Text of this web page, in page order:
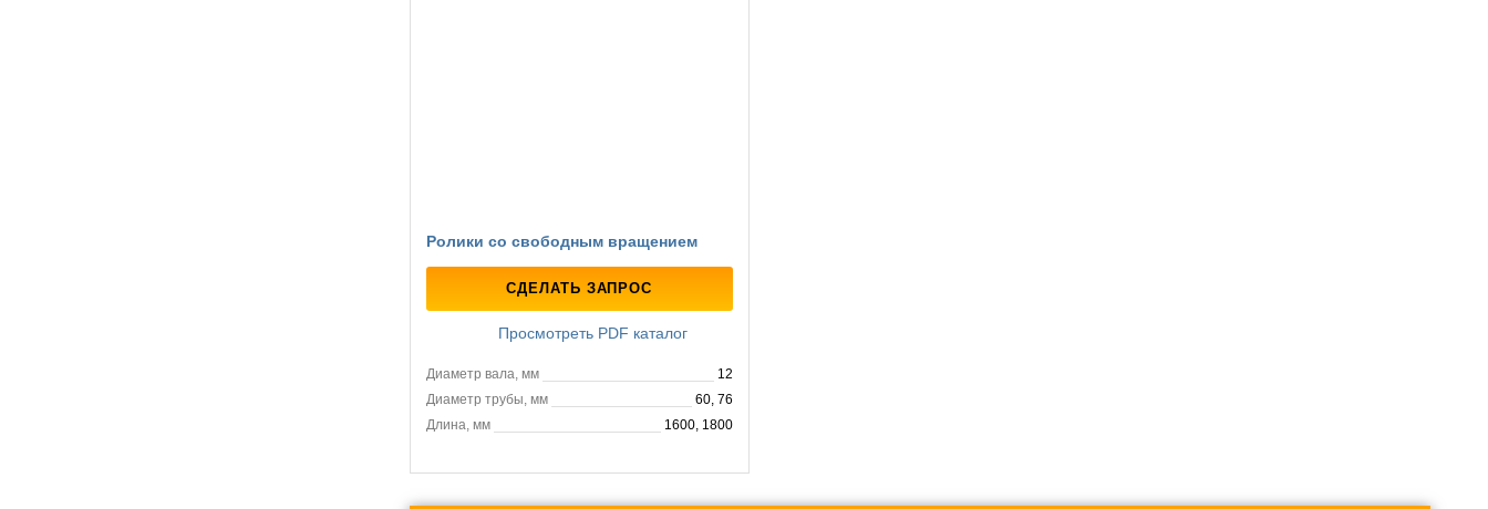
Ролики со свободным вращением
СДЕЛАТЬ ЗАПРОС
Просмотреть PDF каталог
Диаметр вала, мм
12
Диаметр трубы, мм
60, 76
Длина, мм
1600, 1800